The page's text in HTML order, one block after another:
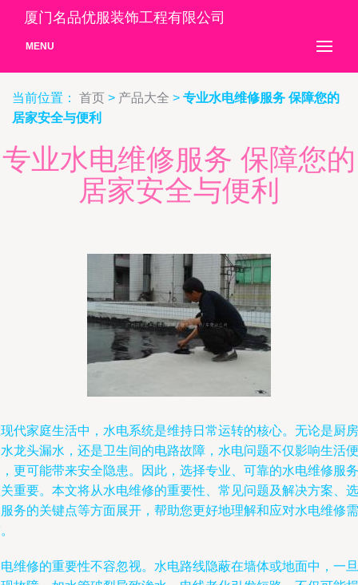
厦门名品优服装饰工程有限公司
MENU
当前位置： 首页 > 产品大全 > 专业水电维修服务 保障您的
居家安全与便利
专业水电维修服务 保障您的
居家安全与便利
代家庭生活中，水电系统是维持日常运转的核心。无论是厨房
龙头漏水，还是卫生间的电路故障，水电问题不仅影响生活便
更可能带来安全隐患。因此，选择专业、可靠的水电维修服务
重要。本文将从水电维修的重要性、常见问题及解决方案、选
务的关键点等方面展开，帮助您更好地理解和应对水电维修需
维修的重要性不容忽视。水电路线隐蔽在墙体或地面中，一旦